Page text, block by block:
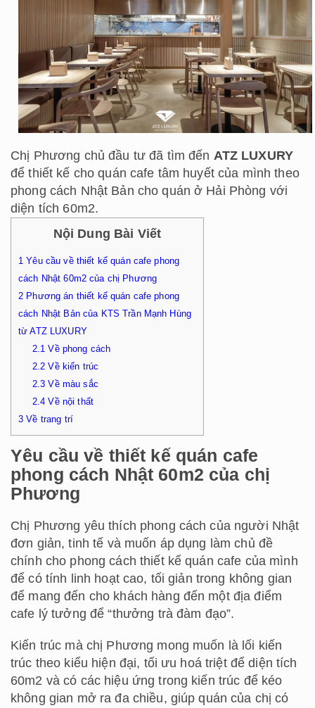
Chị Phương chủ đầu tư đã tìm đến ATZ LUXURY
để thiết kế cho quán cafe tâm huyết của mình theo
phong cách Nhật Bản cho quán ở Hải Phòng với
diện tích 60m2.
Nội Dung Bài Viết
1 Yêu cầu về thiết kế quán cafe phong
cách Nhật 60m2 của chị Phương
2 Phương án thiết kế quán cafe phong
cách Nhật Bản của KTS Trần Mạnh Hùng
từ ATZ LUXURY
2.1 Về phong cách
2.2 Về kiến trúc
2.3 Về màu sắc
2.4 Về nội thất
3 Về trang trí
Yêu cầu về thiết kế quán cafe
phong cách Nhật 60m2 của chị
Phương
Chị Phương yêu thích phong cách của người Nhật
đơn giản, tinh tế và muốn áp dụng làm chủ đề
chính cho phong cách thiết kế quán cafe của mình
để có tính linh hoạt cao, tối giản trong không gian
để mang đến cho khách hàng đến một địa điểm
cafe lý tưởng để “thưởng trà đàm đạo”.
Kiến trúc mà chị Phương mong muốn là lối kiến
trúc theo kiểu hiện đại, tối ưu hoá triệt để diện tích
60m2 và có các hiệu ứng trong kiến trúc để kéo
không gian mở ra đa chiều, giúp quán của chị có